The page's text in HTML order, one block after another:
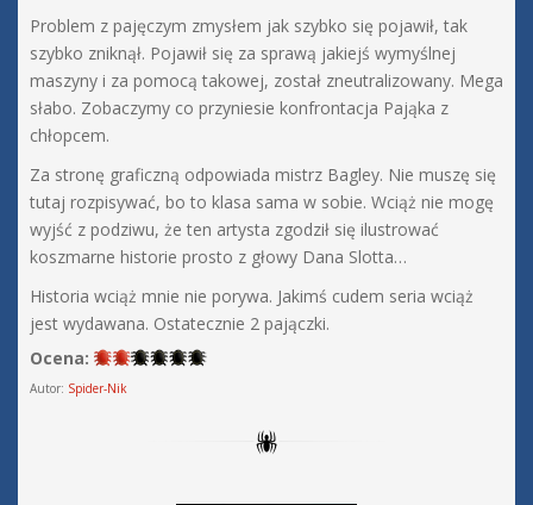
Problem z pajęczym zmysłem jak szybko się pojawił, tak
szybko zniknął. Pojawił się za sprawą jakiejś wymyślnej
maszyny i za pomocą takowej, został zneutralizowany. Mega
słabo. Zobaczymy co przyniesie konfrontacja Pająka z
chłopcem.
Za stronę graficzną odpowiada mistrz Bagley. Nie muszę się
tutaj rozpisywać, bo to klasa sama w sobie. Wciąż nie mogę
wyjść z podziwu, że ten artysta zgodził się ilustrować
koszmarne historie prosto z głowy Dana Slotta…
Historia wciąż mnie nie porywa. Jakimś cudem seria wciąż
jest wydawana. Ostatecznie 2 pajączki.
Ocena:
Autor: Spider-Nik